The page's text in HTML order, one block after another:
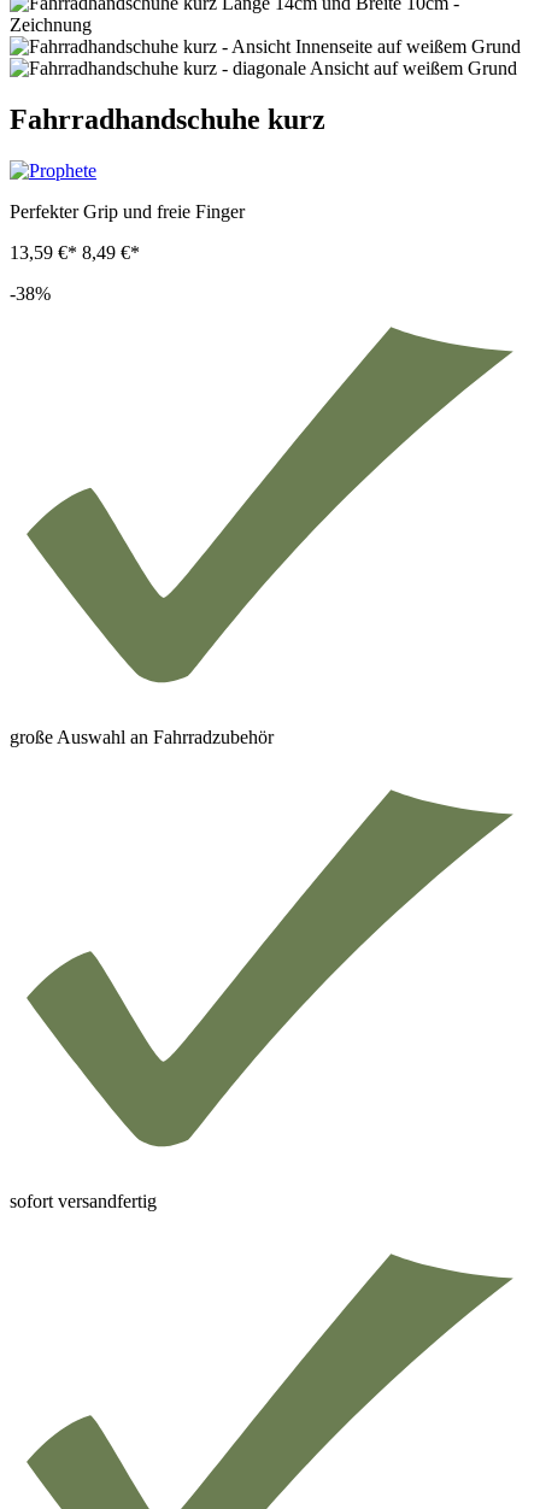
Fahrradhandschuhe kurz
Perfekter Grip und freie Finger
13,59 €* 8,49 €*
-38%
große Auswahl an Fahrradzubehör
sofort versandfertig